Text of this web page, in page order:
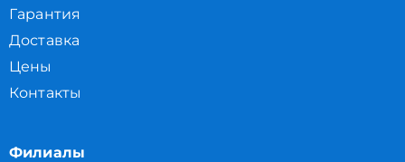
Гарантия
Доставка
Цены
Контакты
Филиалы